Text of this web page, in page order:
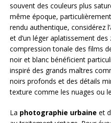
souvent des couleurs plus
même époque,
rendu authentique, considérez
et d’un léger aplatissement
compression tonale des films
noir et blanc bénéficient
inspiré des grands maîtres
noirs profonds et des détails
texture comme les nuages ou
La photographie urbaine et